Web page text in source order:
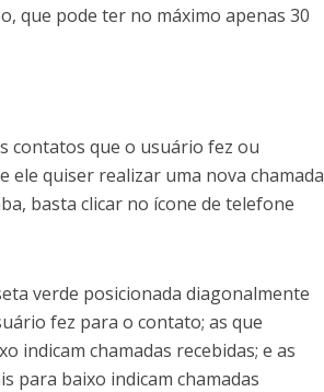
que pode ter no máximo apenas 30
contatos que o usuário fez ou
ele quiser realizar uma nova chamada
basta clicar no ícone de telefone
verde posicionada diagonalmente
fez para o contato; as que
indicam chamadas recebidas; e as
para baixo indicam chamadas